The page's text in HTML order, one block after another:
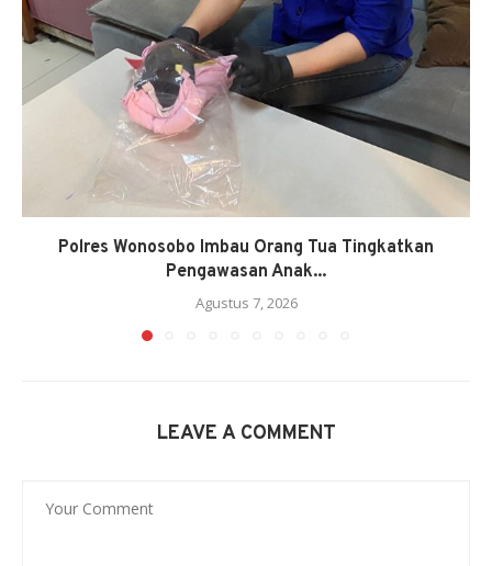
Polres Wonosobo Imbau Orang Tua Tingkatkan
Pengawasan Anak...
Agustus 7, 2026
LEAVE A COMMENT